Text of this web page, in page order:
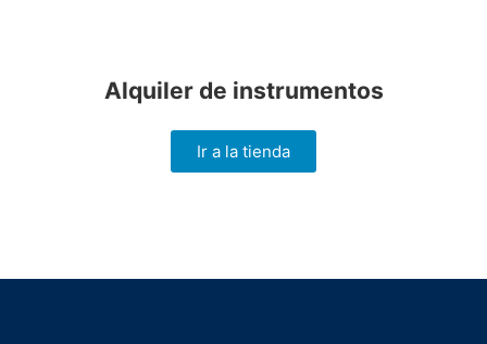
Alquiler de instrumentos
Ir a la tienda